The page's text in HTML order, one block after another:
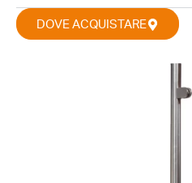
DOVE ACQUISTARE